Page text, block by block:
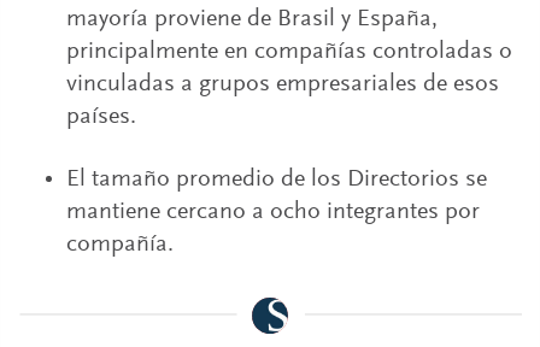
mayoría proviene de Brasil y España,
principalmente en compañías controladas o
vinculadas a grupos empresariales de esos
países.
El tamaño promedio de los Directorios se
mantiene cercano a ocho integrantes por
compañía.